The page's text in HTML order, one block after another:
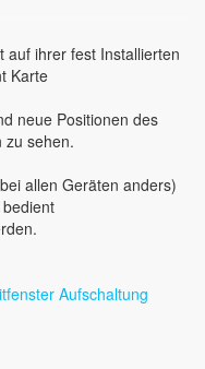
auf ihrer fest Installierten
Karte
neue Positionen des
zu sehen.
allen Geräten anders)